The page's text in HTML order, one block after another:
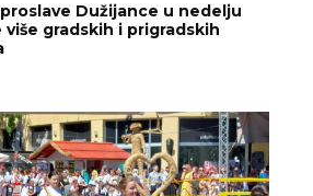
Dužijance u nedelju
gradskih i prigradskih